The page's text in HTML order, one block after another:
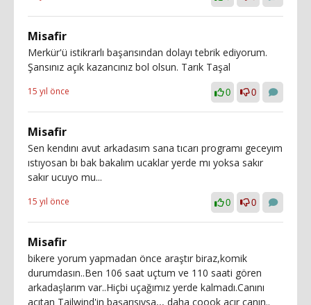
Misafir
Merkür'ü istikrarlı başarısından dolayı tebrik ediyorum.
Şansınız açık kazancınız bol olsun. Tarık Taşal
15 yıl önce 0 0
Misafir
Sen kendını avut arkadasım sana tıcarı programı geceyım
ıstıyosan bı bak bakalım ucaklar yerde mı yoksa sakır
sakır ucuyo mu...
15 yıl önce 0 0
Misafir
bikere yorum yapmadan önce araştır biraz,komik
durumdasın..Ben 106 saat uçtum ve 110 saati gören
arkadaşlarım var..Hiçbi uçağımız yerde kalmadı.Canını
acıtan Tailwind'in başarısıysa,,, daha çoook acır canın..